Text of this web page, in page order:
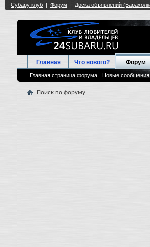
Главная Что нового? Форум
Главная страница форума Новые сообщения
Поиск по форуму